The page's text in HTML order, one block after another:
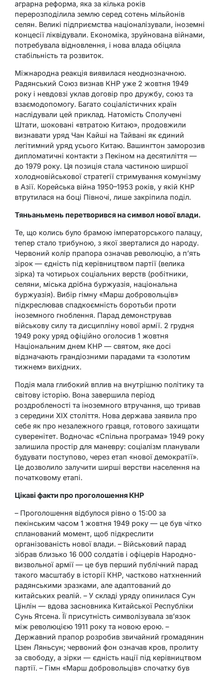
аграрна реформа, яка за кілька років
перерозподілила землю серед сотень мільйонів
селян. Великі підприємства націоналізували, іноземні
концесії ліквідували. Економіка, зруйнована війнами,
потребувала відновлення, і нова влада обіцяла
стабільність та розвиток.
Міжнародна реакція виявилася неоднозначною.
Радянський Союз визнав КНР уже 2 жовтня 1949
року і невдовзі уклав договір про дружбу, союз та
взаємодопомогу. Багато соціалістичних країн
наслідували цей приклад. Натомість Сполучені
Штати, шоковані «втратою Китаю», продовжили
визнавати уряд Чан Кайші на Тайвані як єдиний
легітимний уряд усього Китаю. Вашингтон заморозив
дипломатичні контакти з Пекіном на десятиліття —
до 1979 року. Ця позиція стала частиною ширшої
холодновійськової стратегії стримування комунізму
в Азії. Корейська війна 1950–1953 років, у якій КНР
втрутилася на боці Півночі, лише закріпила поділ.
Тяньаньмень перетворився на символ нової влади.
Те, що колись було брамою імператорського палацу,
тепер стало трибуною, з якої зверталися до народу.
Червоний колір прапора означав революцію, а п’ять
зірок — єдність під керівництвом партії (велика
зірка) та чотирьох соціальних верств (робітники,
селяни, міська дрібна буржуазія, національна
буржуазія). Вибір гімну «Марш добровольців»
підкреслював спадкоємність боротьби проти
іноземного гноблення. Парад демонстрував
військову силу та дисципліну нової армії. 2 грудня
1949 року уряд офіційно оголосив 1 жовтня
Національним днем КНР — святом, яке досі
відзначають грандіозними парадами та «золотим
тижнем» вихідних.
Подія мала глибокий вплив на внутрішню політику та
світову історію. Вона завершила період
роздробленості та іноземного втручання, що тривав
з середини XIX століття. Нова держава заявила про
себе як про незалежного гравця, готового захищати
суверенітет. Водночас «Спільна програма» 1949 року
залишила простір для маневру: соціалізм планували
будувати поступово, через етап «нової демократії».
Це дозволило залучити ширші верстви населення на
початковому етапі.
Цікаві факти про проголошення КНР
– Проголошення відбулося рівно о 15:00 за
пекінським часом 1 жовтня 1949 року — це був чітко
спланований момент, щоб підкреслити
організованість нової влади. – Військовий парад
зібрав близько 16 000 солдатів і офіцерів Народно-
визвольної армії — це був перший публічний парад
такого масштабу в історії КНР, частково натхненний
радянськими зразками, але адаптований до
китайських реалій. – У складі уряду опинилася Сун
Цінлін — вдова засновника Китайської Республіки
Сунь Ятсена. Її присутність символізувала зв’язок
між революцією 1911 року та новою ерою. –
Державний прапор розробив звичайний громадянин
Цзен Ляньсун; червоний фон означав кров, пролиту
за свободу, а зірки — єдність нації під керівництвом
партії. – Гімн «Марш добровольців» спочатку був